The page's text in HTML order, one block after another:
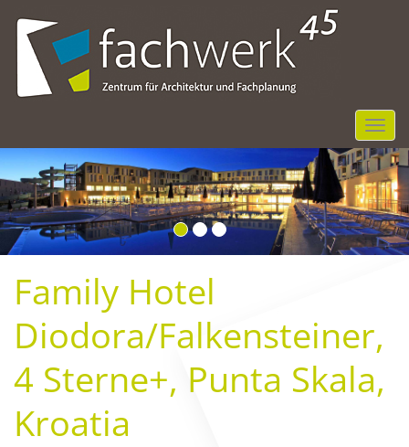
NGR
Family Hotel
Diodora/Falkensteiner,
4 Sterne+, Punta Skala,
Kroatia